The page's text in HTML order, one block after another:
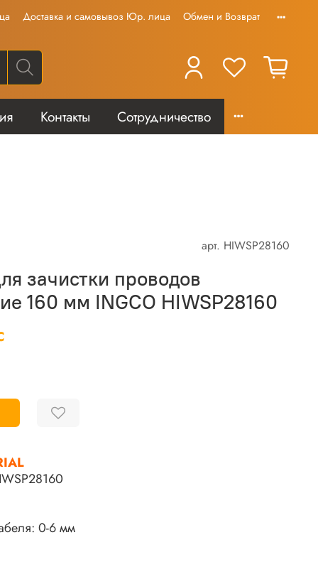
Доставка и самовывоз Юр. лица Обмен и Возврат
Контакты Сотрудничество
арт. HIWSP28160
зачистки проводов
160 мм INGCO HIWSP28160
0-6 мм